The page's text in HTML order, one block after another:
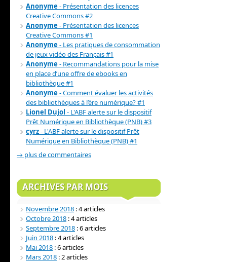
Anonyme- Présentation des licences
Creative Commons #2
Anonyme- Présentation des licences
Creative Commons #1
Anonyme- Les pratiques de consommation
de jeux vidéo des Français #1
Anonyme- Recommandations pour la mise
en place d’une offre de ebooks en
bibliothèque #1
Anonyme- Comment évaluer les activités
des bibliothèques à l’ère numérique? #1
Lionel Dujol - L'ABF alerte sur le dispositif
Prêt Numérique en Bibliothèque (PNB) #3
cyrz- L'ABF alerte sur le dispositif Prêt
Numérique en Bibliothèque (PNB) #1
→ plus de commentaires
ARCHIVES PAR MOIS
Novembre 2018 : 4 articles
Octobre 2018 : 4 articles
Septembre 2018 : 6 articles
Juin 2018 : 4 articles
Mai 2018 : 6 articles
Mars 2018 : 2 articles